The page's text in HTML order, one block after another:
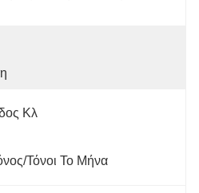
Κλ
τόνοι Το Μήνα